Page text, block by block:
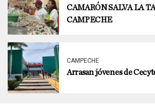
CAMARÓN SALVA LA
CAMPECHE
CAMPECHE
Arrasan jóvenes de